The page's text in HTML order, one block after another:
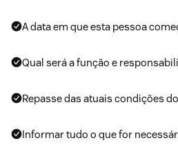
A data em que esta pessoa
Qual será a função e
Repasse das atuais condições
Informar tudo o que for